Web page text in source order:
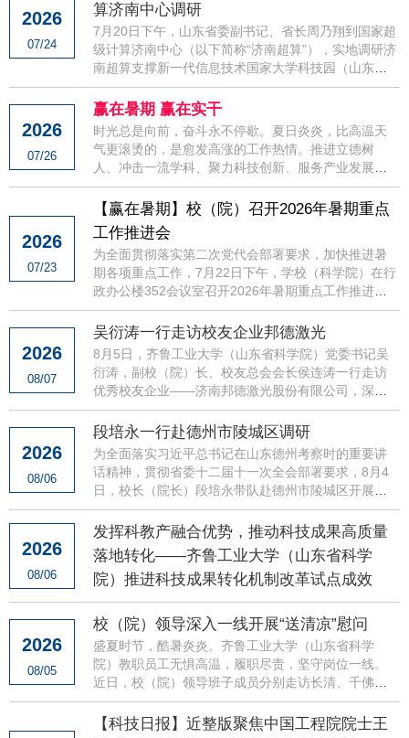
2026
07/24
算济南中心调研
7月20日下午，山东省委副书记、省长周乃翔到国家超
级计算济南中心（以下简称“济南超算”），实地调研济
南超算支撑新一代信息技术国家大学科技园（山东）
筹建情况，并主持召开座谈会。他强调，要深入学习
贯彻习近平...
2026
07/26
赢在暑期 赢在实干
时光总是向前，奋斗永不停歇。夏日炎炎，比高温天
气更滚烫的，是愈发高涨的工作热情。推进立德树
人、冲击一流学科、聚力科技创新、服务产业发展、
夯实人才引育、强化交流合作、深化治理改革、加力
基本建设……这个暑...
2026
07/23
【赢在暑期】校（院）召开2026年暑期重点
工作推进会
为全面贯彻落实第二次党代会部署要求，加快推进暑
期各项重点工作，7月22日下午，学校（科学院）在行
政办公楼352会议室召开2026年暑期重点工作推进
会。校（院）党委书记吴衍涛出席会议并讲话。会议
由校长（院长）段...
2026
08/07
吴衍涛一行走访校友企业邦德激光
8月5日，齐鲁工业大学（山东省科学院）党委书记吴
衍涛，副校（院）长、校友总会会长侯连涛一行走访
优秀校友企业——济南邦德激光股份有限公司，深入
调研开展校企合作，市场营销2001级校友、邦德激光
董事长孔杰热情接待...
2026
08/06
段培永一行赴德州市陵城区调研
为全面落实习近平总书记在山东德州考察时的重要讲
话精神，贯彻省委十二届十一次全会部署要求，8月4
日，校长（院长）段培永带队赴德州市陵城区开展产
学研调研，进一步深化校地校企合作，推动科技创新
与产业创新深度融...
2026
08/06
发挥科教产融合优势，推动科技成果高质量
落地转化——齐鲁工业大学（山东省科学
院）推进科技成果转化机制改革试点成效
2026
08/05
校（院）领导深入一线开展“送清凉”慰问
盛夏时节，酷暑炎炎。齐鲁工业大学（山东省科学
院）教职员工无惧高温，履职尽责，坚守岗位一线。
近日，校（院）领导班子成员分别走访长清、千佛
山、彩石、历城、菏泽等校区，深入食堂、校医院、
学生宿舍、各工程施工...
【科技日报】近整版聚焦中国工程院院士王